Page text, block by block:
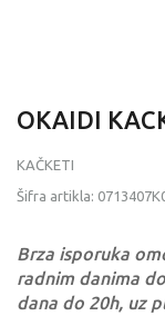
OKAIDI
KAČKETI
Šifra artikla:
Brza isporuka
radnim danima
dana do 20h, uz